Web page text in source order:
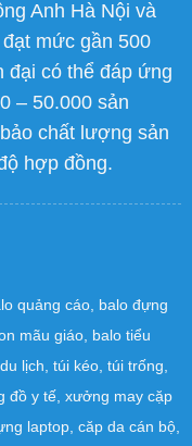
Anh Hà Nội và
mức gần 500
đại có thể đáp ứng
– 50.000 sản
chất lượng sản
hợp đồng.
quảng cáo, balo đựng
mãu giáo, balo tiểu
lịch, túi kéo, túi trống,
đồ y tế, xưởng may cặp
laptop, căp da cán bộ,